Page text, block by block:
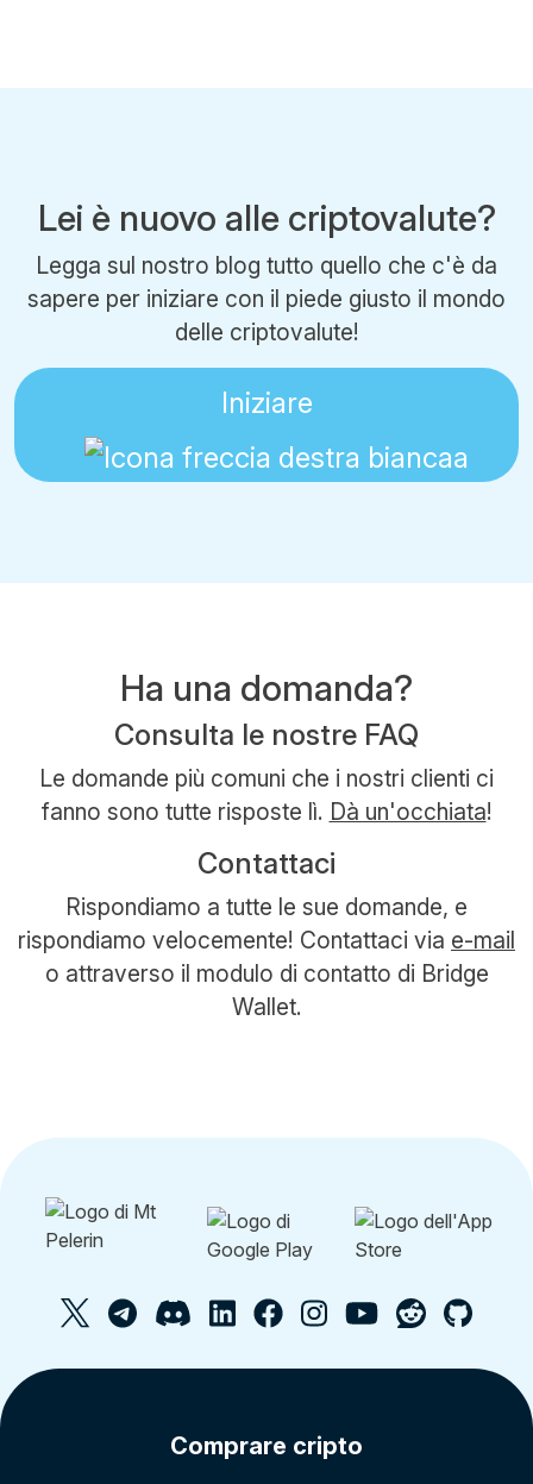
Lei è nuovo alle criptovalute?
Legga sul nostro blog tutto quello che c'è da
sapere per iniziare con il piede giusto il mondo
delle criptovalute!
Iniziare
Ha una domanda?
Consulta le nostre FAQ
Le domande più comuni che i nostri clienti ci
fanno sono tutte risposte lì. Dà un'occhiata!
Contattaci
Rispondiamo a tutte le sue domande, e
rispondiamo velocemente! Contattaci via e-mail
o attraverso il modulo di contatto di Bridge
Wallet.
Comprare cripto